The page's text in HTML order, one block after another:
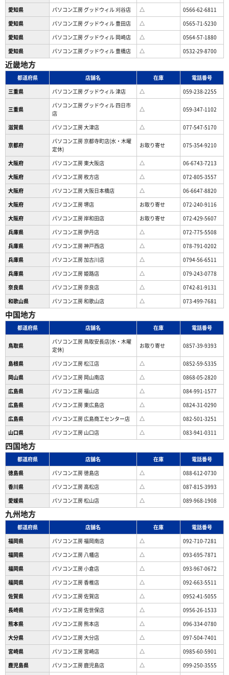
愛知県 パソコン工房 グッドウィル 刈谷店 △
0566-62-6811
愛知県
パソコン工房 グッドウィル 豊田店 △
0565-71-5230
愛知県
パソコン工房 グッドウィル 岡崎店 △
0564-57-1880
愛知県
パソコン工房 グッドウィル 豊橋店 △ 0532-29-8700
近畿地方
都道府県 店舗名 在庫
電話番号
三重県
パソコン工房 グッドウィル 津店 △ 059-238-2255
三重県
パソコン工房 グッドウィル 四日市
店
△ 059-347-1102
滋賀県 パソコン工房 大津店 △ 077-547-5170
京都府
パソコン工房 京都寺町店(水・木曜
定休)
お取り寄せ 075-354-9210
大阪府 パソコン工房 東大阪店 △
06-6743-7213
大阪府
パソコン工房 枚方店 △
072-805-3557
大阪府
パソコン工房 大阪日本橋店 △
06-6647-8820
大阪府
パソコン工房 堺店 お取り寄せ
072-240-9116
大阪府
パソコン工房 岸和田店 お取り寄せ
072-429-5607
兵庫県
パソコン工房 伊丹店 △
072-775-5508
兵庫県
パソコン工房 神戸西店 △
078-791-0202
兵庫県
パソコン工房 加古川店 △
0794-56-6511
兵庫県
パソコン工房 姫路店 △
079-243-0778
奈良県
パソコン工房 奈良店 △
0742-81-9131
和歌山県
パソコン工房 和歌山店 △ 073-499-7681
中国地方
都道府県 店舗名 在庫 電話番号
鳥取県
パソコン工房 鳥取安長店(水・木曜
定休)
お取り寄せ 0857-39-9393
島根県 パソコン工房 松江店 △
0852-59-5335
岡山県
パソコン工房 岡山南店 △
0868-05-2820
広島県
パソコン工房 福山店 △
084-991-1577
広島県
パソコン工房 東広島店 △
0824-31-0290
広島県
パソコン工房 広島商工センター店 △
082-501-3251
山口県
パソコン工房 山口店 △ 083-941-0311
四国地方
都道府県 店舗名 在庫
電話番号
徳島県
パソコン工房 徳島店 △
088-612-0730
香川県
パソコン工房 高松店 △
087-815-3993
愛媛県
パソコン工房 松山店 △ 089-968-1908
九州地方
都道府県 店舗名 在庫
電話番号
福岡県
パソコン工房 福岡南店 △
092-710-7281
福岡県
パソコン工房 八幡店 △
093-695-7871
福岡県
パソコン工房 小倉店 △
093-967-0672
福岡県
パソコン工房 香椎店 △
092-663-5511
佐賀県
パソコン工房 佐賀店 △
0952-41-5055
長崎県
パソコン工房 佐世保店 △
0956-26-1533
熊本県
パソコン工房 熊本店 △
096-334-0780
大分県
パソコン工房 大分店 △
097-504-7401
宮崎県
パソコン工房 宮崎店 △
0985-60-5901
鹿児島県
パソコン工房 鹿児島店 △ 099-250-3555